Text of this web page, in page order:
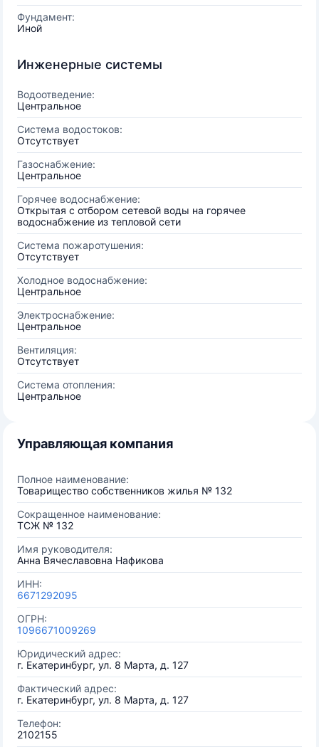
Фундамент:
Иной
Инженерные системы
Водоотведение:
Центральное
Система водостоков:
Отсутствует
Газоснабжение:
Центральное
Горячее водоснабжение:
Открытая с отбором сетевой воды на горячее
водоснабжение из тепловой сети
Система пожаротушения:
Отсутствует
Холодное водоснабжение:
Центральное
Электроснабжение:
Центральное
Вентиляция:
Отсутствует
Система отопления:
Центральное
Управляющая компания
Полное наименование:
Товарищество собственников жилья № 132
Сокращенное наименование:
ТСЖ № 132
Имя руководителя:
Анна Вячеславовна Нафикова
ИНН:
6671292095
ОГРН:
1096671009269
Юридический адрес:
г. Екатеринбург, ул. 8 Марта, д. 127
Фактический адрес:
г. Екатеринбург, ул. 8 Марта, д. 127
Телефон:
2102155